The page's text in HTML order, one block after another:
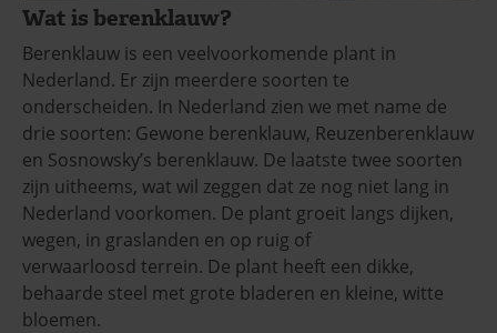
Wat is berenklauw?
Berenklauw is een veelvoorkomende plant in
Nederland. Er zijn meerdere soorten te
onderscheiden. In Nederland zien we met name de
drie soorten: Gewone berenklauw, Reuzenberenklauw
en Sosnowsky’s berenklauw. De laatste twee soorten
zijn uitheems, wat wil zeggen dat ze nog niet lang in
Nederland voorkomen. De plant groeit langs dijken,
wegen, in graslanden en op ruig of
verwaarloosd terrein. De plant heeft een dikke,
behaarde steel met grote bladeren en kleine, witte
bloemen.